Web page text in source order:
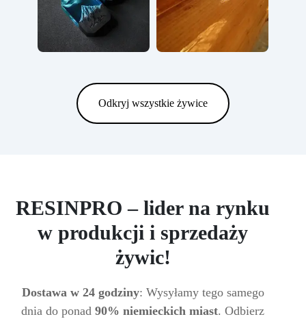
Odkryj wszystkie żywice
RESINPRO – lider na rynku
w produkcji i sprzedaży
żywic!
Dostawa w 24 godziny: Wysyłamy tego samego
dnia do ponad 90% niemieckich miast. Odbierz